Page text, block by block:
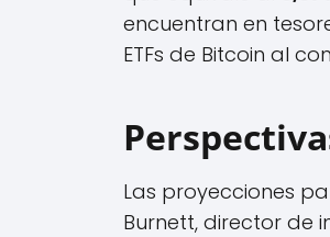
encuentran en
ETFs de Bitcoin al
Las proyecciones
Burnett, director de